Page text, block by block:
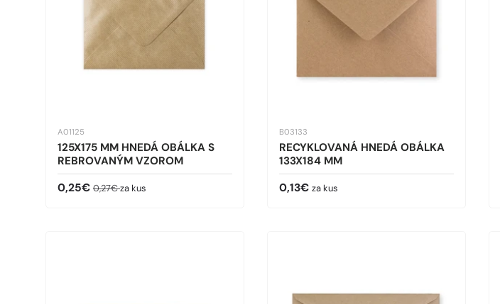
A01125
125X175 MM HNEDÁ OBÁLKA S
REBROVANÝM VZOROM
Predajná cena
0,25€ Bežná cena
0,27€za kus
B03133
RECYKLOVANÁ HNEDÁ OBÁLKA
133X184 MM
Bežná cena
0,13€ za kus